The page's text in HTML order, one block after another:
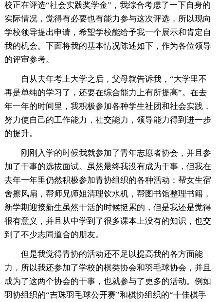
校正在评选“社会实践奖学金”，我综合考虑了一下自身的
实际情况，觉得有必要也有能力参与这次评选，所以现向
学校领导提出申请，希望学校能给予我一个展示和肯定自
我的机会。下面将我的基本情况陈述如下，作为各位领导
的评审参考。
自从去年考上大学之后，父母就告诉我，“大学里不
再是单纯的学习了，还要在综合能力上有所提高”。在去
年一年的时间里，我积极参加各种学生社团和社会实践，
努力使自己的工作能力，社交能力，领导能力得到进一步
的提升。
刚刚入学的时候我就参加了青年志愿者协会，并且参
加了干事的选拔面试。虽然最终我没有成为干事，但我在
去年一年里仍然积极参加青协组织的各种活动：帮女生宿
舍擦风扇，帮师兄师姐清理饮水机，帮图书馆整理书籍，
新学期迎接新生虽然干活的时候挺累的，但是我还是觉得
很有意义，并且从中学到了很多课本上没有的知识，也交
到了不少志同道合的朋友。
但是我觉得青协的活动还不足以提高我的各方面能
力，所以我还参加了学校的棋类协会和羽毛球协会，并且
成为了这两个协会的干事，也就参与了更多的活动。例如
羽协组织的“吉珠羽毛球公开赛”和棋协组织的“十佳棋手